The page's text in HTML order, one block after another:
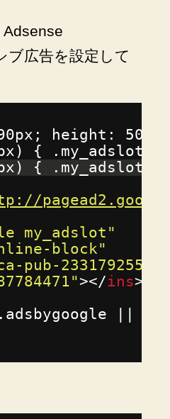
ブ広告を設定して
height:
{
{
my_adslot"
block"
pub-
></ins>
||